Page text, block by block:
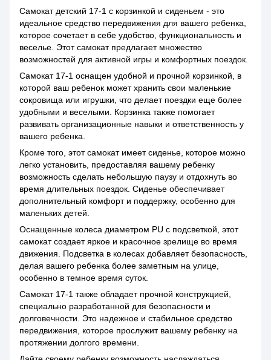
Самокат детский 17-1 с корзинкой и сиденьем - это
идеальное средство передвижения для вашего ребенка,
которое сочетает в себе удобство, функциональность и
веселье. Этот самокат предлагает множество
возможностей для активной игры и комфортных поездок.
Самокат 17-1 оснащен удобной и прочной корзинкой, в
которой ваш ребенок может хранить свои маленькие
сокровища или игрушки, что делает поездки еще более
удобными и веселыми. Корзинка также помогает
развивать организационные навыки и ответственность у
вашего ребенка.
Кроме того, этот самокат имеет сиденье, которое можно
легко установить, предоставляя вашему ребенку
возможность сделать небольшую паузу и отдохнуть во
время длительных поездок. Сиденье обеспечивает
дополнительный комфорт и поддержку, особенно для
маленьких детей.
Оснащенные колеса диаметром PU с подсветкой, этот
самокат создает яркое и красочное зрелище во время
движения. Подсветка в колесах добавляет безопасность,
делая вашего ребенка более заметным на улице,
особенно в темное время суток.
Самокат 17-1 также обладает прочной конструкцией,
специально разработанной для безопасности и
долговечности. Это надежное и стабильное средство
передвижения, которое прослужит вашему ребенку на
протяжении долгого времени.